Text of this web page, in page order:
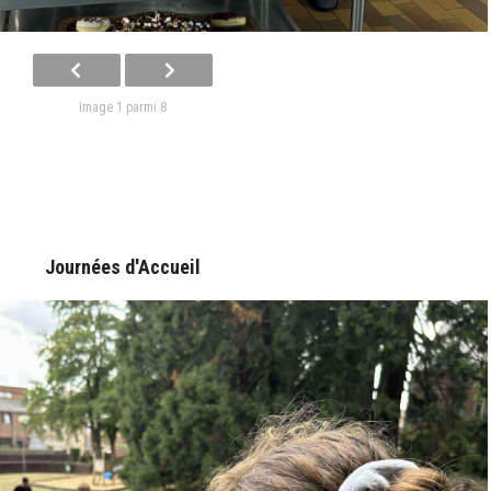
Image 1 parmi 8
Journées d'Accueil